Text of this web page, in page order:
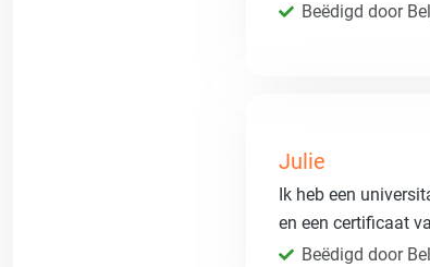
Beëdigd door
Julie
Ik heb een
en een certificaat
Beëdigd door